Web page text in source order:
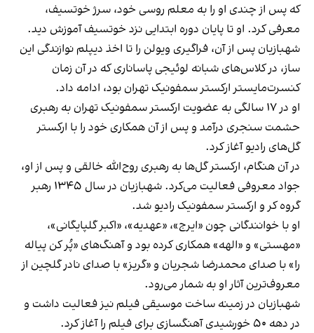
که پس از چندی او را به معلم روسی خود، سرژ خوتسیف،
معرفی کرد. او تا پایان دوره ابتدایی نزد خوتسیف آموزش دید.
شهبازیان پس از آن، فراگیری ویولن را تا اخذ دیپلم نوازندگی این
ساز، در کلاس‌های شبانه لوئیجی پاساناری که در آن زمان
کنسرت‌مایستر ارکستر سمفونیک تهران بود، ادامه داد.
او در ۱۷ سالگی به عضویت ارکستر سمفونیک تهران به رهبری
حشمت سنجری درآمد و پس از آن همکاری خود را با ارکستر
گل‌های رادیو آغاز کرد.
در آن هنگام، ارکستر گل‌ها به رهبری روح‌الله خالقی و پس از او،
جواد معروفی فعالیت می‌کرد. شهبازیان در سال ۱۳۴۵ رهبر
گروه کر و ارکستر سمفونیک رادیو شد.
او با خوانندگانی چون «ایرج»، «عهدیه»، «اکبر گلپایگانی»،
«مهستی» و «الهه» همکاری کرده بود و آهنگ‌های «پُر کن پیاله
را» با صدای محمدرضا شجریان و «گریز» با صدای نادر گلچین از
معروف‌ترین آثار او به‌ شمار می‌رود.
شهبازیان در زمینه ساخت موسیقی فیلم نیز فعالیت داشت و
در دهه ۵۰ خورشیدی آهنگسازی برای فیلم را آغاز کرد.